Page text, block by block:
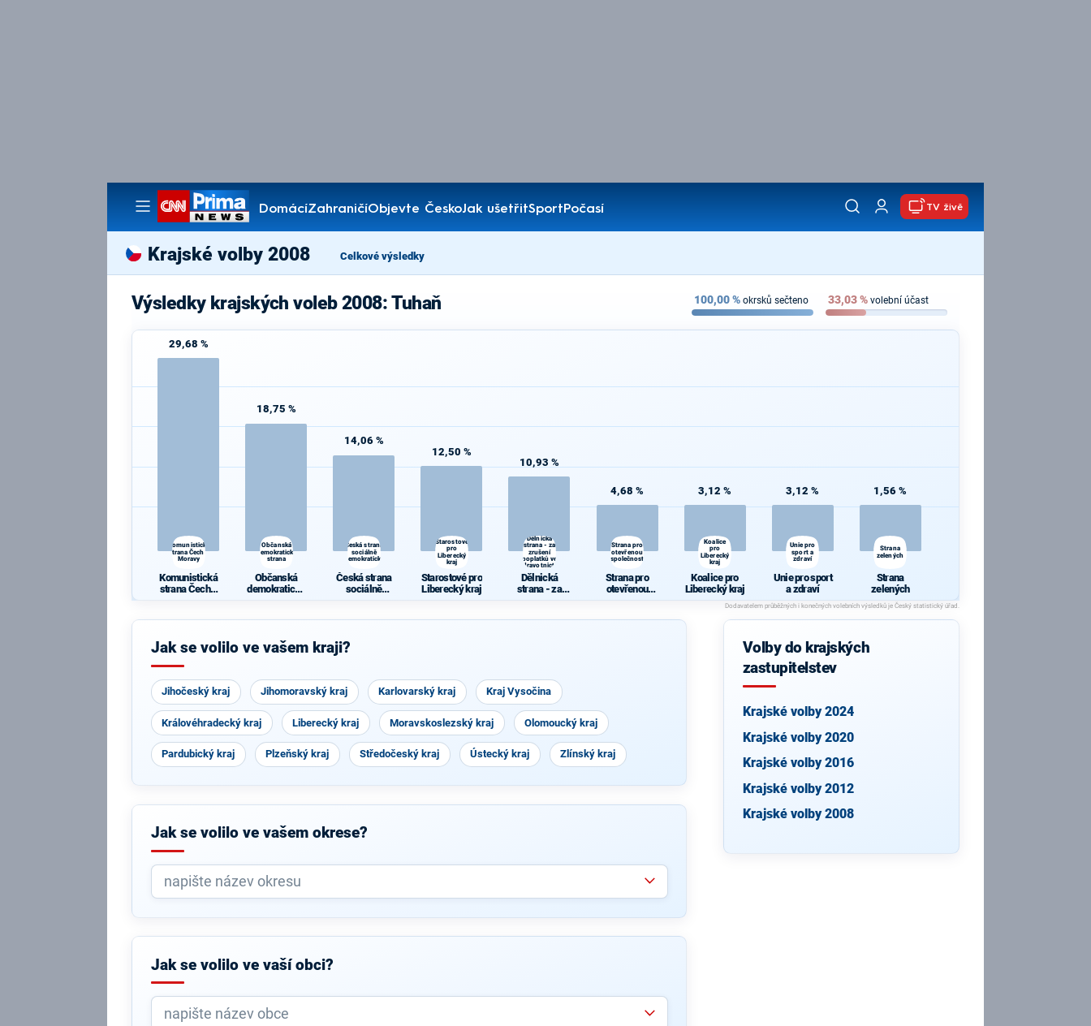
DomácíZahraničíObjevte ČeskoJak ušetřitSportPočasí
Pořady
TV živě
Krajské volby 2008 Celkové výsledky
Výsledky krajských voleb 2008: Tuhaň 100,00% okrsků sečteno 33,03% volební účast
29,68 %
Komunistická
strana Čech a
Moravy
Komunistická
strana Čech a
18,75 %
Občanská
demokratická
strana
Občanská
demokratická
14,06 %
Česká strana
sociálně
demokratická
Česká strana
sociálně
12,50 %
Starostové
pro
Liberecký
kraj
Starostové pro
Liberecký kraj
10,93 %
Dělnická
strana - za
zrušení
poplatků ve
zdravotnictví
Dělnická
strana - za
zdravotnictví
4,68 %
Strana pro
otevřenou
společnost
Strana pro
otevřenou
společnost
3,12 %
Koalice
pro
Liberecký
kraj
Koalice pro
Liberecký kraj
3,12 %
Unie pro
sport a
zdraví
Unie pro sport
a zdraví
1,56 %
Strana
zelených
Strana
zelených
Jak se volilo ve vašem kraji?
Jihočeský kraj Jihomoravský kraj Karlovarský kraj Kraj Vysočina
Královéhradecký kraj Liberecký kraj Moravskoslezský kraj Olomoucký kraj
Pardubický kraj Plzeňský kraj Středočeský kraj Ústecký kraj Zlínský kraj
Jak se volilo ve vašem okrese?
Jak se volilo ve vaší obci?
Volby do krajských
zastupitelstev
Krajské volby 2024
Krajské volby 2020
Krajské volby 2016
Krajské volby 2012
Krajské volby 2008